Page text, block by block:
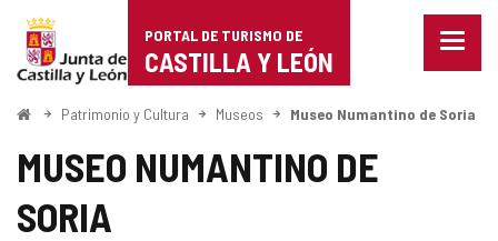
Portal
de
Turismo
de
Castilla
PORTAL DE TURISMO DE
CASTILLA Y LEÓN
Menu
InicioPatrimonio y Cultura Museos Museo Numantino de Soria
MUSEO NUMANTINO DE
SORIA